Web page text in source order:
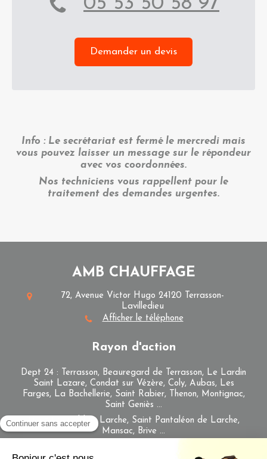
Demander un devis
Info : Le secrétariat est fermé le mercredi mais
vous pouvez laisser un message sur le répondeur
avec vos coordonnées.
Nos techniciens vous rappellent pour le
traitement des demandes urgentes.
AMB CHAUFFAGE
72, Avenue Victor Hugo 24120 Terrasson-
Lavilledieu
Afficher le téléphone
Rayon d'action
Dept 24 : Terrasson, Beauregard de Terrasson, Le Lardin
Saint Lazare, Condat sur Vézère, Coly, Aubas, Les
Farges, La Bachellerie, Saint Rabier, Thenon, Montignac,
Saint Geniès ...
Dept 19 : Cublac, Larche, Saint Pantaléon de Larche,
Mansac, Brive ...